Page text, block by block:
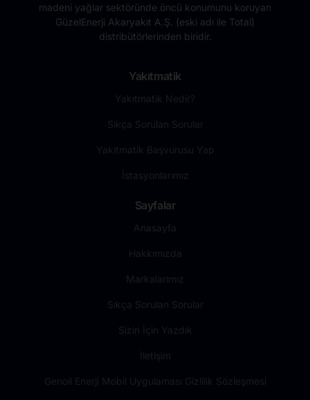
madeni yağlar sektöründe öncü konumunu koruyan
GüzelEnerji Akaryakıt A.Ş. (eski adı ile Total)
distribütörlerinden biridir.
Yakıtmatik
Yakıtmatik Nedir?
Sıkça Sorulan Sorular
Yakıtmatik Başvurusu Yap
İstasyonlarımız
Sayfalar
Anasayfa
Hakkımızda
Markalarımız
Sıkça Sorulan Sorular
Sizin İçin Yazdık
İletişim
Genoil Enerji Mobil Uygulaması Gizlilik Sözleşmesi